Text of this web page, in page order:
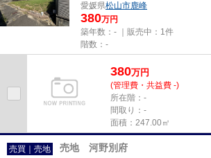
愛媛県松山市鹿峰
380万円
築年数：- ｜販売中： 1件
階数：-
380万円
(管理費・共益費 -)
所在階：-
間取り：-
面積：247.00㎡
売買｜売地 売地 河野別府